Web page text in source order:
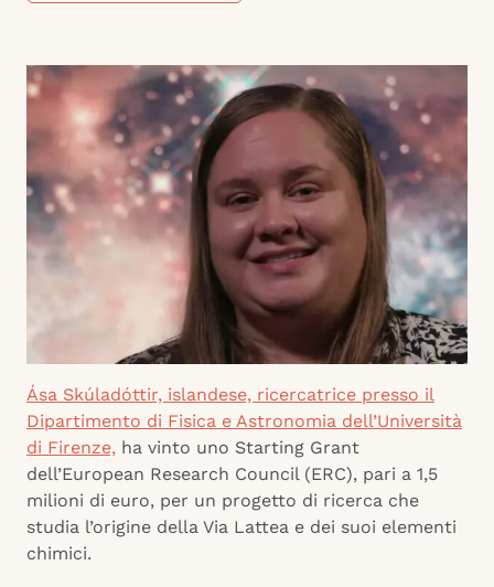
Ása Skúladóttir, islandese, ricercatrice presso il
Dipartimento di Fisica e Astronomia dell’Università
di Firenze, ha vinto uno Starting Grant
dell’European Research Council (ERC), pari a 1,5
milioni di euro, per un progetto di ricerca che
studia l’origine della Via Lattea e dei suoi elementi
chimici.